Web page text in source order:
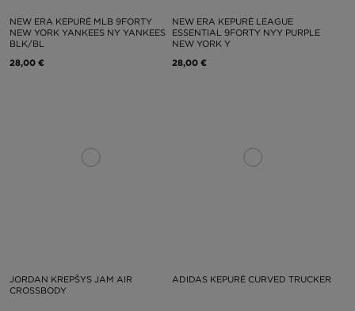
NEW ERA KEPURĖ MLB 9FORTY
NEW YORK YANKEES NY YANKEES
BLK/BL
28,00 €
NEW ERA KEPURĖ LEAGUE
ESSENTIAL 9FORTY NYY PURPLE
NEW YORK Y
28,00 €
JORDAN KREPŠYS JAM AIR
CROSSBODY
ADIDAS KEPURĖ CURVED TRUCKER